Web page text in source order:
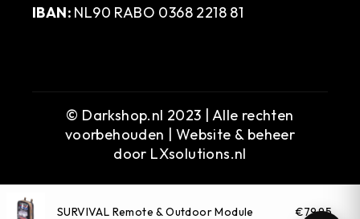
IBAN: NL90 RABO 0368 2218 81
© Darkshop.nl 2023 | Alle rechten
voorbehouden | Website & beheer
door LXsolutions.nl
SURVIVAL Remote & Outdoor Module €79,95